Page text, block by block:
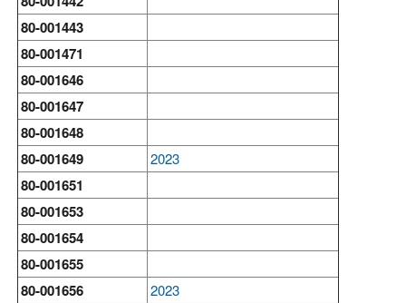
80-001443
80-001471
80-001646
80-001647
80-001648
80-001649
2023
80-001651
80-001653
80-001654
80-001655
80-001656
2023